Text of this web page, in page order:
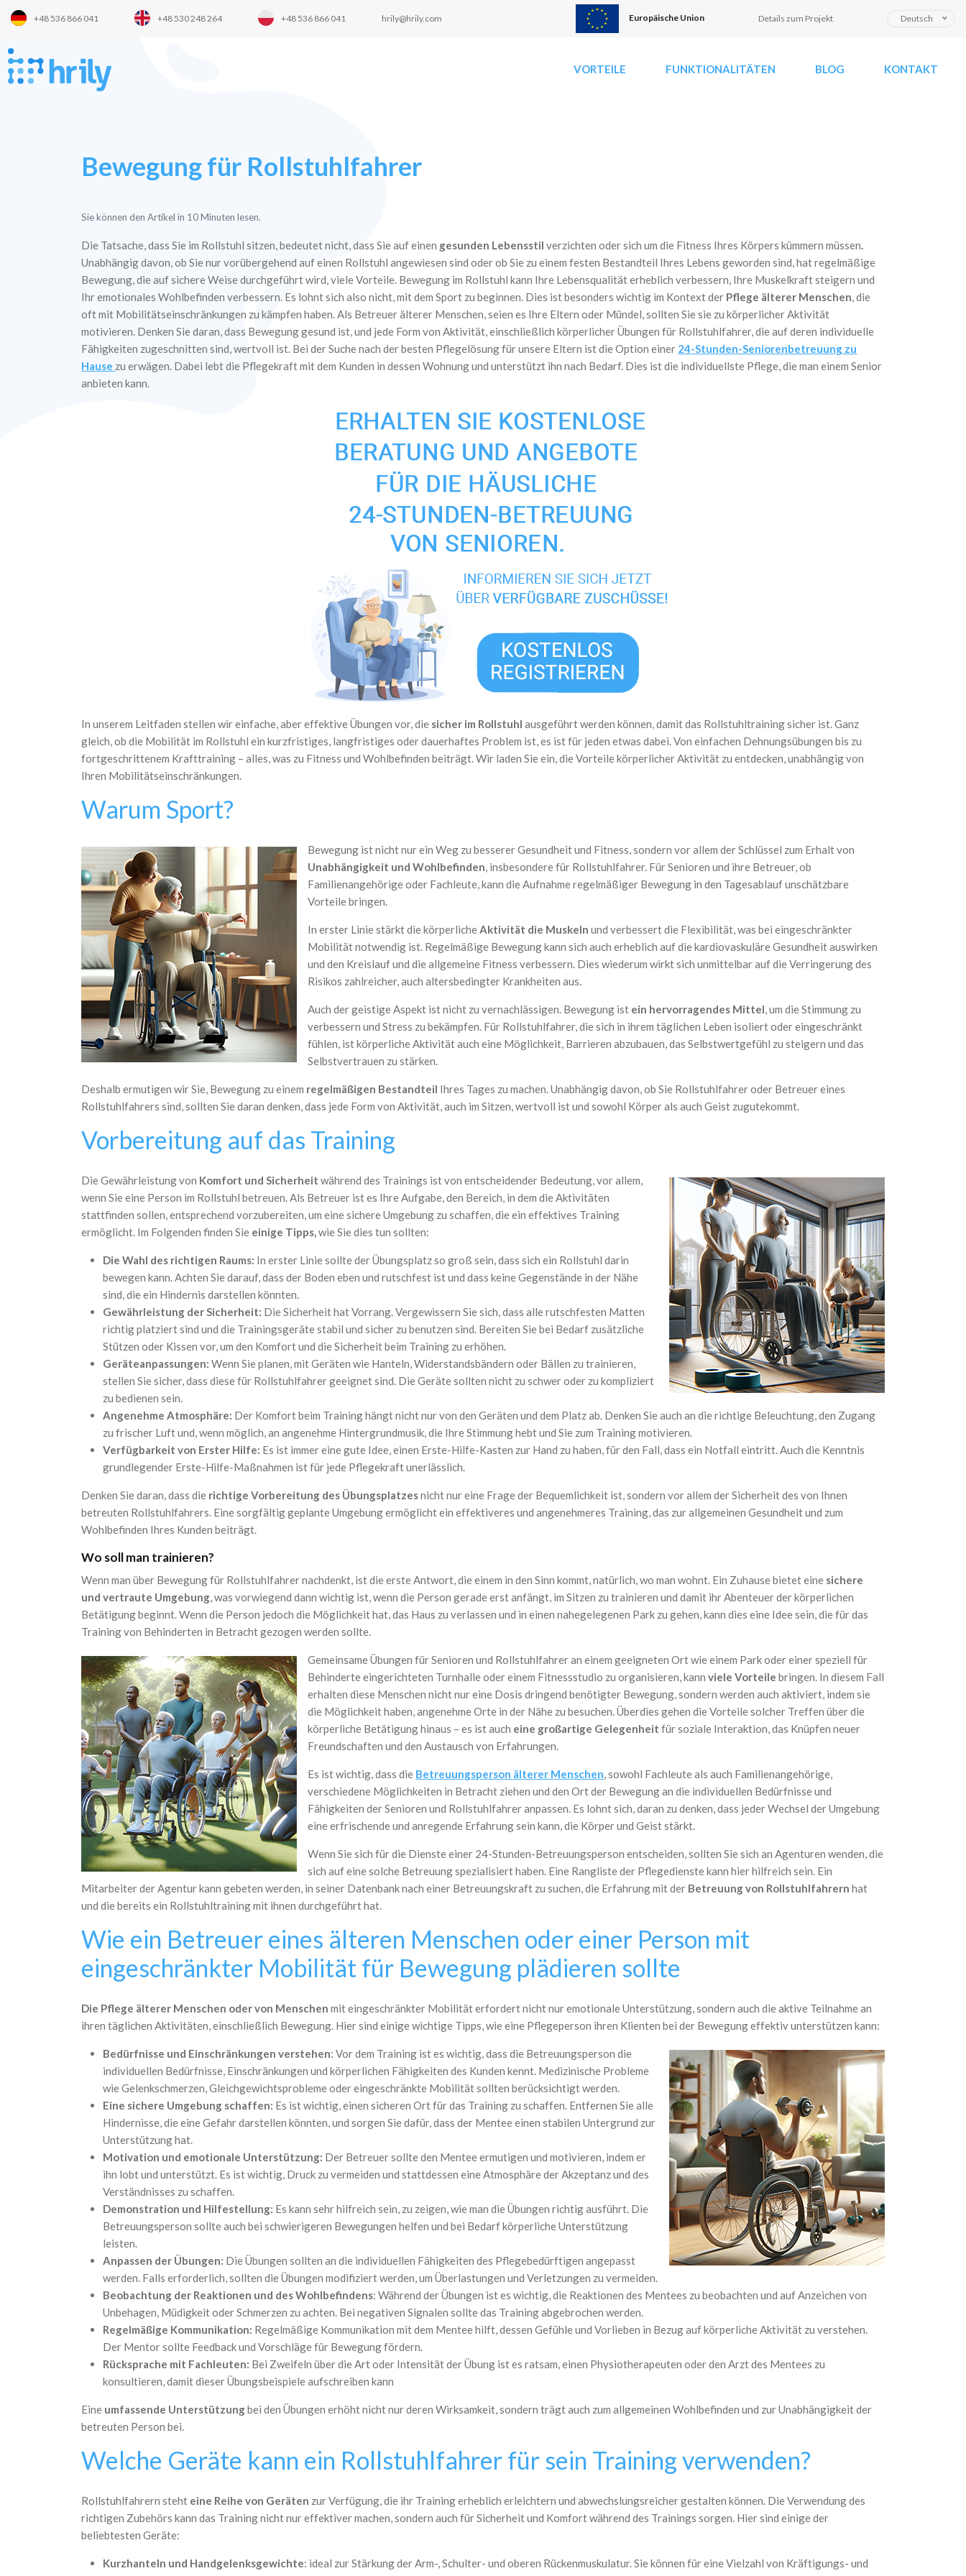
+48 536 866 041 +48 530 248 264 +48 536 866 041 hrily@hrily.com Europäische Union Details zum Projekt
a
Deutsch
VORTEILE FUNKTIONALITÄTEN BLOG KONTAKT
Bewegung für Rollstuhlfahrer
Sie können den Artikel in 10 Minuten lesen.
Die Tatsache, dass Sie im Rollstuhl sitzen, bedeutet nicht, dass Sie auf einen gesunden Lebensstilverzichten oder sich um die Fitness Ihres Körpers kümmern müssen.
Unabhängig davon, ob Sie nur vorübergehend auf einen Rollstuhl angewiesen sind oder ob Sie zu einem festen Bestandteil Ihres Lebens geworden sind, hat regelmäßige
Bewegung, die auf sichere Weise durchgeführt wird, viele Vorteile. Bewegung im Rollstuhl kann Ihre Lebensqualität erheblich verbessern, Ihre Muskelkraft steigern und
Ihr emotionales Wohlbefinden verbessern. Es lohnt sich also nicht, mit dem Sport zu beginnen. Dies ist besonders wichtig im Kontext der Pflege älterer Menschen, die
oft mit Mobilitätseinschränkungen zu kämpfen haben. Als Betreuer älterer Menschen, seien es Ihre Eltern oder Mündel, sollten Sie sie zu körperlicher Aktivität
motivieren. Denken Sie daran, dass Bewegung gesund ist, und jede Form von Aktivität, einschließlich körperlicher Übungen für Rollstuhlfahrer, die auf deren individuelle
Fähigkeiten zugeschnitten sind, wertvoll ist. Bei der Suche nach der besten Pflegelösung für unsere Eltern ist die Option einer 24-Stunden-Seniorenbetreuung zu
Hause zu erwägen. Dabei lebt die Pflegekraft mit dem Kunden in dessen Wohnung und unterstützt ihn nach Bedarf. Dies ist die individuellste Pflege, die man einem Senior
anbieten kann.
In unserem Leitfaden stellen wir einfache, aber effektive Übungen vor, die sicher im Rollstuhlausgeführt werden können, damit das Rollstuhltraining sicher ist. Ganz
gleich, ob die Mobilität im Rollstuhl ein kurzfristiges, langfristiges oder dauerhaftes Problem ist, es ist für jeden etwas dabei. Von einfachen Dehnungsübungen bis zu
fortgeschrittenem Krafttraining – alles, was zu Fitness und Wohlbefinden beiträgt. Wir laden Sie ein, die Vorteile körperlicher Aktivität zu entdecken, unabhängig von
Ihren Mobilitätseinschränkungen.
Warum Sport?
Bewegung ist nicht nur ein Weg zu besserer Gesundheit und Fitness, sondern vor allem der Schlüssel zum Erhalt von
Unabhängigkeit und Wohlbefinden, insbesondere für Rollstuhlfahrer. Für Senioren und ihre Betreuer, ob
Familienangehörige oder Fachleute, kann die Aufnahme regelmäßiger Bewegung in den Tagesablauf unschätzbare
Vorteile bringen.
In erster Linie stärkt die körperlicheAktivität die Muskelnund verbessert die Flexibilität, was bei eingeschränkter
Mobilität notwendig ist. Regelmäßige Bewegung kann sich auch erheblich auf die kardiovaskuläre Gesundheit auswirken
und den Kreislauf und die allgemeine Fitness verbessern. Dies wiederum wirkt sich unmittelbar auf die Verringerung des
Risikos zahlreicher, auch altersbedingter Krankheiten aus.
Auch der geistige Aspekt ist nicht zu vernachlässigen. Bewegung ist ein hervorragendes Mittel, um die Stimmung zu
verbessern und Stress zu bekämpfen. Für Rollstuhlfahrer, die sich in ihrem täglichen Leben isoliert oder eingeschränkt
fühlen, ist körperliche Aktivität auch eine Möglichkeit, Barrieren abzubauen, das Selbstwertgefühl zu steigern und das
Selbstvertrauen zu stärken.
Deshalb ermutigen wir Sie, Bewegung zu einem regelmäßigen Bestandteil Ihres Tages zu machen. Unabhängig davon, ob Sie Rollstuhlfahrer oder Betreuer eines
Rollstuhlfahrers sind, sollten Sie daran denken, dass jede Form von Aktivität, auch im Sitzen, wertvoll ist und sowohl Körper als auch Geist zugutekommt.
Vorbereitung auf das Training
Die Gewährleistung von Komfort und Sicherheit während des Trainings ist von entscheidender Bedeutung, vor allem,
wenn Sie eine Person im Rollstuhl betreuen. Als Betreuer ist es Ihre Aufgabe, den Bereich, in dem die Aktivitäten
stattfinden sollen, entsprechend vorzubereiten, um eine sichere Umgebung zu schaffen, die ein effektives Training
ermöglicht. Im Folgenden finden Sie einige Tipps,wie Sie dies tun sollten:
Die Wahl des richtigen Raums: In erster Linie sollte der Übungsplatz so groß sein, dass sich ein Rollstuhl darin
bewegen kann. Achten Sie darauf, dass der Boden eben und rutschfest ist und dass keine Gegenstände in der Nähe
sind, die ein Hindernis darstellen könnten.
Gewährleistung der Sicherheit: Die Sicherheit hat Vorrang. Vergewissern Sie sich, dass alle rutschfesten Matten
richtig platziert sind und die Trainingsgeräte stabil und sicher zu benutzen sind. Bereiten Sie bei Bedarf zusätzliche
Stützen oder Kissen vor, um den Komfort und die Sicherheit beim Training zu erhöhen.
Geräteanpassungen: Wenn Sie planen, mit Geräten wie Hanteln, Widerstandsbändern oder Bällen zu trainieren,
stellen Sie sicher, dass diese für Rollstuhlfahrer geeignet sind. Die Geräte sollten nicht zu schwer oder zu kompliziert
zu bedienen sein.
Angenehme Atmosphäre: Der Komfort beim Training hängt nicht nur von den Geräten und dem Platz ab. Denken Sie auch an die richtige Beleuchtung, den Zugang
zu frischer Luft und, wenn möglich, an angenehme Hintergrundmusik, die Ihre Stimmung hebt und Sie zum Training motivieren.
Verfügbarkeit von Erster Hilfe: Es ist immer eine gute Idee, einen Erste-Hilfe-Kasten zur Hand zu haben, für den Fall, dass ein Notfall eintritt. Auch die Kenntnis
grundlegender Erste-Hilfe-Maßnahmen ist für jede Pflegekraft unerlässlich.
Denken Sie daran, dass die richtige Vorbereitung des Übungsplatzesnicht nur eine Frage der Bequemlichkeit ist, sondern vor allem der Sicherheit des von Ihnen
betreuten Rollstuhlfahrers. Eine sorgfältig geplante Umgebung ermöglicht ein effektiveres und angenehmeres Training, das zur allgemeinen Gesundheit und zum
Wohlbefinden Ihres Kunden beiträgt.
Wo soll man trainieren?
Wenn man über Bewegung für Rollstuhlfahrer nachdenkt, ist die erste Antwort, die einem in den Sinn kommt, natürlich, wo man wohnt. Ein Zuhause bietet eine sichere
und vertraute Umgebung , was vorwiegend dann wichtig ist, wenn die Person gerade erst anfängt, im Sitzen zu trainieren und damit ihr Abenteuer der körperlichen
Betätigung beginnt. Wenn die Person jedoch die Möglichkeit hat, das Haus zu verlassen und in einen nahegelegenen Park zu gehen, kann dies eine Idee sein, die für das
Training von Behinderten in Betracht gezogen werden sollte.
Gemeinsame Übungen für Senioren und Rollstuhlfahrer an einem geeigneten Ort wie einem Park oder einer speziell für
Behinderte eingerichteten Turnhalle oder einem Fitnessstudio zu organisieren, kannviele Vorteile bringen. In diesem Fall
erhalten diese Menschen nicht nur eine Dosis dringend benötigter Bewegung, sondern werden auch aktiviert, indem sie
die Möglichkeit haben, angenehme Orte in der Nähe zu besuchen. Überdies gehen die Vorteile solcher Treffen über die
körperliche Betätigung hinaus – es ist auch eine großartige Gelegenheit für soziale Interaktion, das Knüpfen neuer
Freundschaften und den Austausch von Erfahrungen.
Es ist wichtig, dass die Betreuungsperson älterer Menschen , sowohl Fachleute als auch Familienangehörige,
verschiedene Möglichkeiten in Betracht ziehen und den Ort der Bewegung an die individuellen Bedürfnisse und
Fähigkeiten der Senioren und Rollstuhlfahrer anpassen. Es lohnt sich, daran zu denken, dass jeder Wechsel der Umgebung
eine erfrischende und anregende Erfahrung sein kann, die Körper und Geist stärkt.
Wenn Sie sich für die Dienste einer 24-Stunden-Betreuungsperson entscheiden, sollten Sie sich an Agenturen wenden, die
sich auf eine solche Betreuung spezialisiert haben. Eine Rangliste der Pflegedienste kann hier hilfreich sein. Ein
Mitarbeiter der Agentur kann gebeten werden, in seiner Datenbank nach einer Betreuungskraft zu suchen, die Erfahrung mit der Betreuung von Rollstuhlfahrern hat
und die bereits ein Rollstuhltraining mit ihnen durchgeführt hat.
Wie ein Betreuer eines älteren Menschen oder einer Person mit
eingeschränkter Mobilität für Bewegung plädieren sollte
Die Pflege älterer Menschen oder von Menschen mit eingeschränkter Mobilität erfordert nicht nur emotionale Unterstützung, sondern auch die aktive Teilnahme an
ihren täglichen Aktivitäten, einschließlich Bewegung. Hier sind einige wichtige Tipps, wie eine Pflegeperson ihren Klienten bei der Bewegung effektiv unterstützen kann:
Bedürfnisse und Einschränkungen verstehen: Vor dem Training ist es wichtig, dass die Betreuungsperson die
individuellen Bedürfnisse, Einschränkungen und körperlichen Fähigkeiten des Kunden kennt. Medizinische Probleme
wie Gelenkschmerzen, Gleichgewichtsprobleme oder eingeschränkte Mobilität sollten berücksichtigt werden.
Eine sichere Umgebung schaffen: Es ist wichtig, einen sicheren Ort für das Training zu schaffen. Entfernen Sie alle
Hindernisse, die eine Gefahr darstellen könnten, und sorgen Sie dafür, dass der Mentee einen stabilen Untergrund zur
Unterstützung hat.
Motivation und emotionale Unterstützung: Der Betreuer sollte den Mentee ermutigen und motivieren, indem er
ihn lobt und unterstützt. Es ist wichtig, Druck zu vermeiden und stattdessen eine Atmosphäre der Akzeptanz und des
Verständnisses zu schaffen.
Demonstration und Hilfestellung: Es kann sehr hilfreich sein, zu zeigen, wie man die Übungen richtig ausführt. Die
Betreuungsperson sollte auch bei schwierigeren Bewegungen helfen und bei Bedarf körperliche Unterstützung
leisten.
Anpassen der Übungen: Die Übungen sollten an die individuellen Fähigkeiten des Pflegebedürftigen angepasst
werden. Falls erforderlich, sollten die Übungen modifiziert werden, um Überlastungen und Verletzungen zu vermeiden.
Beobachtung der Reaktionen und des Wohlbefindens: Während der Übungen ist es wichtig, die Reaktionen des Mentees zu beobachten und auf Anzeichen von
Unbehagen, Müdigkeit oder Schmerzen zu achten. Bei negativen Signalen sollte das Training abgebrochen werden.
Regelmäßige Kommunikation: Regelmäßige Kommunikation mit dem Mentee hilft, dessen Gefühle und Vorlieben in Bezug auf körperliche Aktivität zu verstehen.
Der Mentor sollte Feedback und Vorschläge für Bewegung fördern.
Rücksprache mit Fachleuten: Bei Zweifeln über die Art oder Intensität der Übung ist es ratsam, einen Physiotherapeuten oder den Arzt des Mentees zu
konsultieren, damit dieser Übungsbeispiele aufschreiben kann
Eine umfassende Unterstützungbei den Übungen erhöht nicht nur deren Wirksamkeit, sondern trägt auch zum allgemeinen Wohlbefinden und zur Unabhängigkeit der
betreuten Person bei.
Welche Geräte kann ein Rollstuhlfahrer für sein Training verwenden?
Rollstuhlfahrern steht eine Reihe von Geräten zur Verfügung, die ihr Training erheblich erleichtern und abwechslungsreicher gestalten können. Die Verwendung des
richtigen Zubehörs kann das Training nicht nur effektiver machen, sondern auch für Sicherheit und Komfort während des Trainings sorgen. Hier sind einige der
beliebtesten Geräte:
Kurzhanteln und Handgelenksgewichte: ideal zur Stärkung der Arm-, Schulter- und oberen Rückenmuskulatur. Sie können für eine Vielzahl von Kräftigungs- und